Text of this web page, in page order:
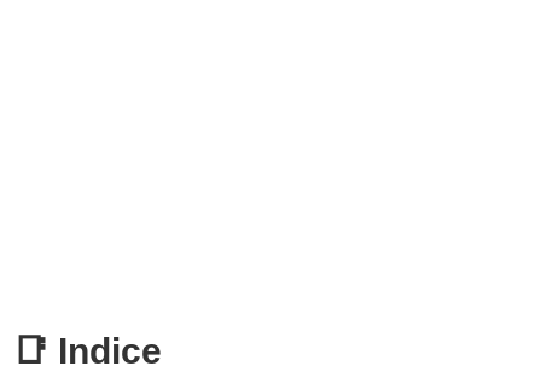
📑 Indice